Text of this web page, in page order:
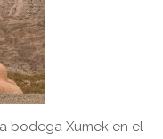
bodega Xumek en el